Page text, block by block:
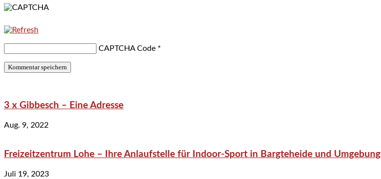
CAPTCHA Code *
3 x Gibbesch – Eine Adresse
Aug. 9, 2022
Freizeitzentrum Lohe – Ihre Anlaufstelle für Indoor-Sport in Bargteheide und Umgebung
Juli 19, 2023